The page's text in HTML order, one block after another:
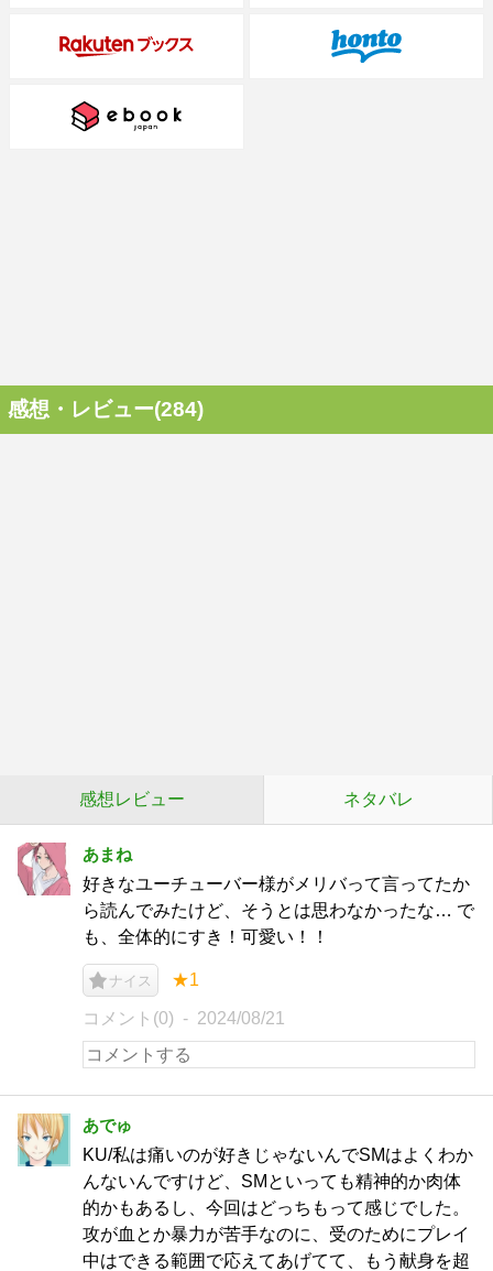
感想・レビュー(284)
感想レビュー ネタバレ
あまね
好きなユーチューバー様がメリバって言ってたか
ら読んでみたけど、そうとは思わなかったな… で
も、全体的にすき！可愛い！！
ナイス ★1
コメント(0) 2024/08/21
あでゅ
KU/私は痛いのが好きじゃないんでSMはよくわか
んないんですけど、SMといっても精神的か肉体
的かもあるし、今回はどっちもって感じでした。
攻が血とか暴力が苦手なのに、受のためにプレイ
中はできる範囲で応えてあげてて、もう献身を超